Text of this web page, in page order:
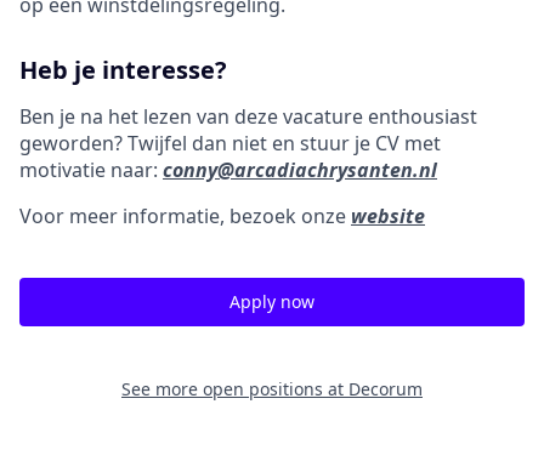
Heb je interesse?
Ben je na het lezen van deze vacature enthousiast
geworden? Twijfel dan niet en stuur je CV met
motivatie naar: conny@arcadiachrysanten.nl
Voor meer informatie, bezoek onze website
Apply now
See more open positions at Decorum